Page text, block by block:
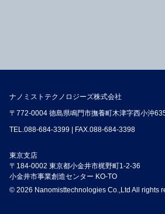
ナノミストテクノロジーズ株式会社
〒772-0004 徳島県鳴門市撫養町木津字西小沖
TEL.088-684-3399 | FAX.088-684-3398
東京支店
〒184-0002 東京都小金井市梶野町1-2-36
小金井市事業創造センター KO-TO
© 2026 Nanomisttechnologies Co.,Ltd All rights